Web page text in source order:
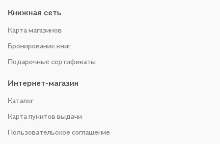
Книжная сеть
Карта магазинов
Бронирование книг
Подарочные сертификаты
Интернет-магазин
Каталог
Карта пунктов выдачи
Пользовательское соглашение